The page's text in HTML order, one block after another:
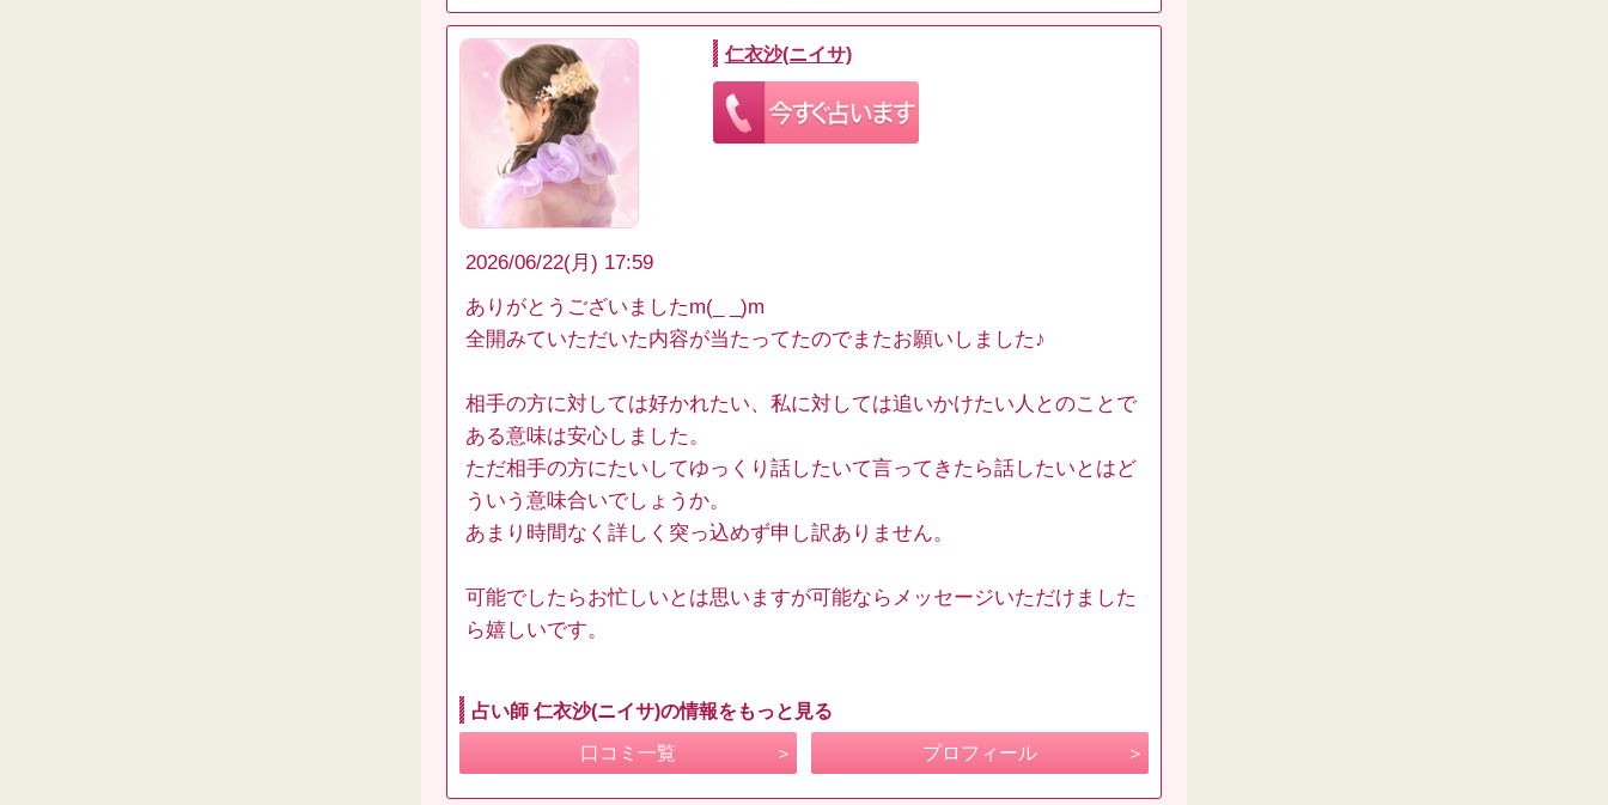
仁衣沙(ニイサ)
2026/06/22(月) 17:59
ありがとうございましたm(_ _)m
全開みていただいた内容が当たってたのでまたお願いしました♪
相手の方に対しては好かれたい、私に対しては追いかけたい人とのことで
ある意味は安心しました。
ただ相手の方にたいしてゆっくり話したいて言ってきたら話したいとはど
ういう意味合いでしょうか。
あまり時間なく詳しく突っ込めず申し訳ありません。
可能でしたらお忙しいとは思いますが可能ならメッセージいただけました
ら嬉しいです。
占い師 仁衣沙(ニイサ)の情報をもっと見る
口コミ一覧 プロフィール